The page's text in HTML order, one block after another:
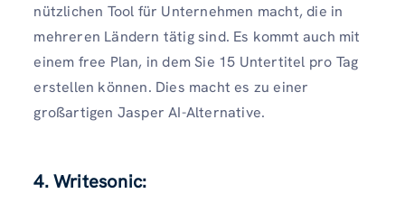
nützlichen Tool für Unternehmen macht, die in
mehreren Ländern tätig sind. Es kommt auch mit
einem free Plan, in dem Sie 15 Untertitel pro Tag
erstellen können. Dies macht es zu einer
großartigen Jasper AI-Alternative.
4. Writesonic: